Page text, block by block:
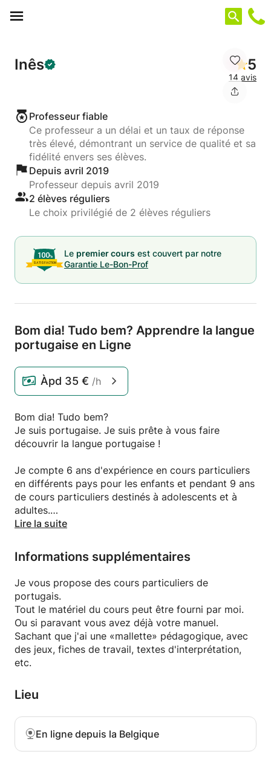
Inês 5
14 avis
Professeur fiable
Ce professeur a un délai et un taux de réponse
très élevé, démontrant un service de qualité et sa
fidélité envers ses élèves.
Depuis avril 2019
Professeur depuis avril 2019
2 élèves réguliers
Le choix privilégié de 2 élèves réguliers
Le premier cours est couvert par notre
Garantie Le-Bon-Prof
Bom dia! Tudo bem? Apprendre la langue
portugaise en Ligne
Àpd 35 € /h
Bom dia! Tudo bem?
Je suis portugaise. Je suis prête à vous faire
découvrir la langue portugaise !
Je compte 6 ans d'expérience en cours particuliers
en différents pays pour les enfants et pendant 9 ans
de cours particuliers destinés à adolescents et à
adultes.
vous vous voudriez apprendre à lire, écrire et à
parler, je vous aiderai avec plaisir!
N'hésitez pas à me contacter, je serai ravi de vous
répondre.
Até breve!
Lire la suite
Informations supplémentaires
Je vous propose des cours particuliers de
portugais.
Tout le matériel du cours peut être fourni par moi.
Ou si paravant vous avez déjà votre manuel.
Sachant que j'ai une «mallette» pédagogique, avec
des jeux, fiches de travail, textes d'interprétation,
etc.
Lieu
En ligne depuis la Belgique